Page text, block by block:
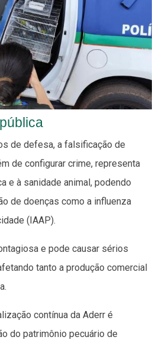
de defesa, a falsificação de
de configurar crime, representa
e à sanidade animal, podendo
de doenças como a influenza
(IAAP).
e pode causar sérios
tanto a produção comercial
contínua da Aderr é
do patrimônio pecuário de